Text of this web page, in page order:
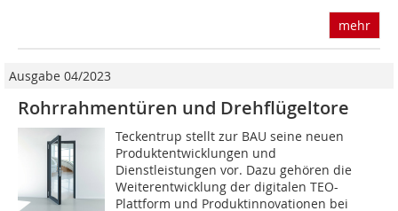
mehr
Ausgabe 04/2023
Rohrrahmentüren und Drehflügeltore
Teckentrup stellt zur BAU seine neuen
Produktentwicklungen und
Dienstleistungen vor. Dazu gehören die
Weiterentwicklung der digitalen TEO-
Plattform und Produktinnovationen bei